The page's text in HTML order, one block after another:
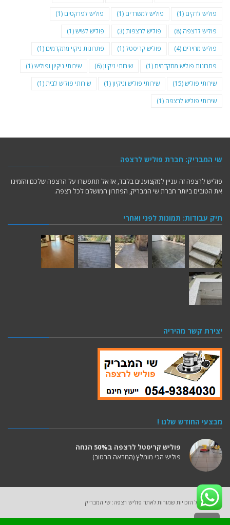
פוליש לדקים (1) פוליש למשרדים (1) פוליש לפרקטים (1)
פוליש לרצפה (8) פוליש לרצפות(3) פוליש לשיש(1)
פוליש מחירים (4) פוליש קריסטל(1) פתרונות ניקוי מתקדמים (1)
פתרונות פוליש מתקדמים (1) שירותי ניקיון(6) שירותי ניקיון ופוליש(1)
שירותי פוליש(15) שירותי פוליש וניקיון(1) שירותי פוליש לבית(1)
שירותי פוליש לרצפה (1)
שי המבריק: חברת פוליש לרצפה
פוליש לרצפה זה עניין למקצוענים בלבד, אז אל תתפשרו על הרצפה שלכם והזמינו
את הטובים ביותר חברת שי המבריק, הפתרון המושלם לכל רצפה.
תיק עבודות: תמונות לפני ואחרי
יצירת קשר מהיריה
מבצעי החודש שלנו !
פוליש קריסטל לרצפה ב50% הנחה
פוליש הכי מומלץ (המראה הרטוב)
2025 (C) כל הזכויות שמורות לאתר פוליש רצפה: שי המבריק